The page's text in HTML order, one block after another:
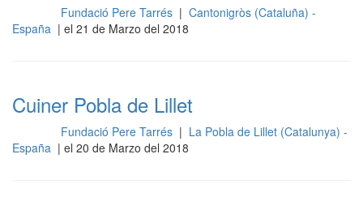
Fundació Pere Tarrés | Cantonigròs (Cataluña) -
España | el 21 de Marzo del 2018
Cuiner Pobla de Lillet
Fundació Pere Tarrés | La Pobla de Lillet (Catalunya) -
España | el 20 de Marzo del 2018